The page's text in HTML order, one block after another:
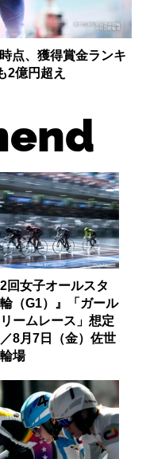
点、獲得賞金ランキ
2億円超え
2回女子オールスタ
（G1）』「ガール
ームレース」想定
8月7日（金）佐世
場